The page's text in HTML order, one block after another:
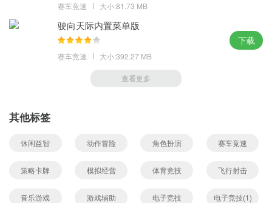
赛车竞速 大小:81.73 MB
驶向天际内置菜单版
赛车竞速 大小:392.27 MB
下载
查看更多
其他标签
休闲益智 动作冒险 角色扮演 赛车竞速
策略卡牌 模拟经营 体育竞技 飞行射击
音乐游戏 游戏辅助 电子竞技 电子竞技(1)